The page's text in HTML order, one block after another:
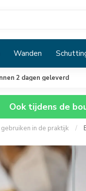
Wanden
2 dagen geleverd
Ook tijdens de
in de praktijk /